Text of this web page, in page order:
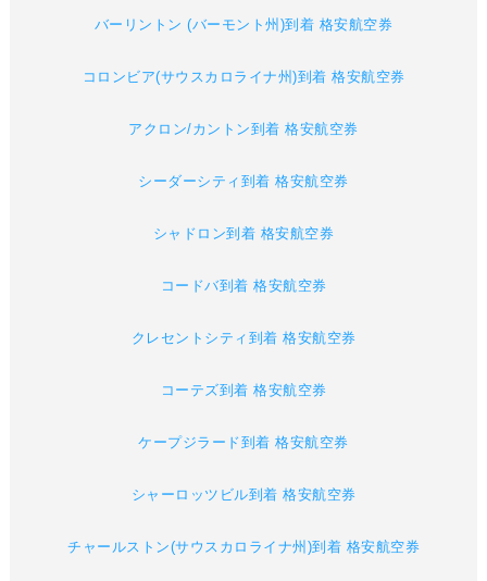
バーリントン (バーモント州)到着 格安航空券
コロンビア(サウスカロライナ州)到着 格安航空券
アクロン/カントン到着 格安航空券
シーダーシティ到着 格安航空券
シャドロン到着 格安航空券
コードバ到着 格安航空券
クレセントシティ到着 格安航空券
コーテズ到着 格安航空券
ケープジラード到着 格安航空券
シャーロッツビル到着 格安航空券
チャールストン(サウスカロライナ州)到着 格安航空券